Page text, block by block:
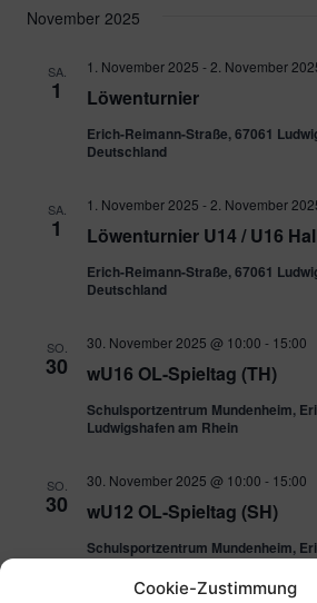
Cookie-Zustimmung
November 2025
SA.
1 Löwenturnier
1. November 2025 - 2. November
Erich-Reimann-Straße, 67061
Deutschland
SA.
1 Löwenturnier U14 / U16
1. November 2025 - 2. November
Erich-Reimann-Straße, 67061
Deutschland
SO.
30 wU16 OL-Spieltag (TH)
30. November 2025 @ 10:00 - 15:00
Schulsportzentrum Mundenheim,
Ludwigshafen am Rhein
SO.
30 wU12 OL-Spieltag (SH)
30. November 2025 @ 10:00 - 15:00
Schulsportzentrum Mundenheim,
Ludwigshafen am Rhein